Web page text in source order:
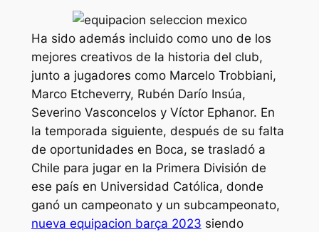
Ha sido además incluido como uno de los
mejores creativos de la historia del club,
junto a jugadores como Marcelo Trobbiani,
Marco Etcheverry, Rubén Darío Insúa,
Severino Vasconcelos y Víctor Ephanor. En
la temporada siguiente, después de su falta
de oportunidades en Boca, se trasladó a
Chile para jugar en la Primera División de
ese país en Universidad Católica, donde
ganó un campeonato y un subcampeonato,
nueva equipacion barça 2023 siendo